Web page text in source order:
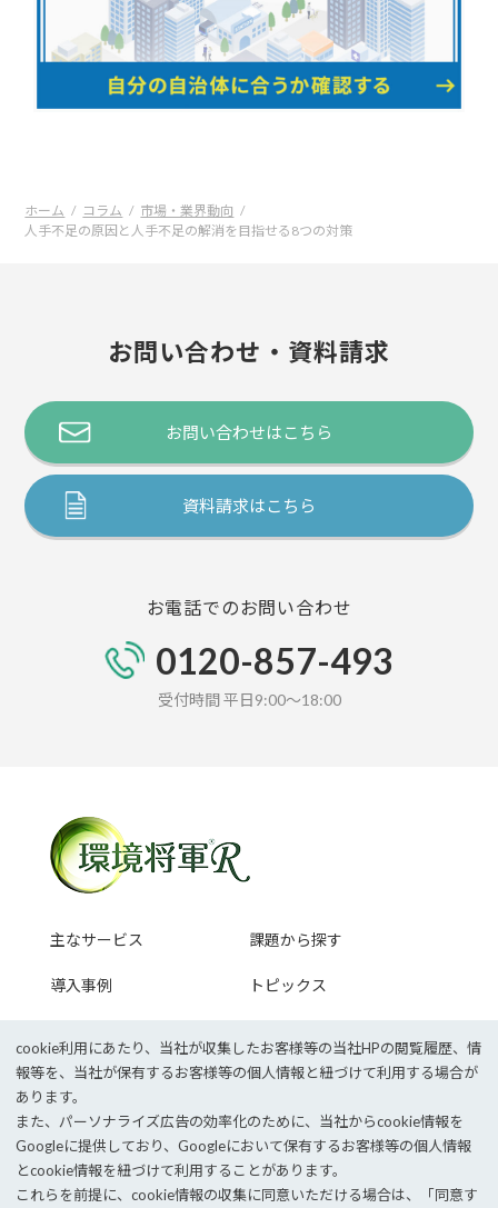
ホーム コラム
市場・業界動向
人手不足の原因と人手不足の解消を目指せる8つの対策
お問い合わせ・資料請求
お問い合わせはこちら
資料請求はこちら
お電話でのお問い合わせ
0120-857-493
受付時間 平日9:00～18:00
主なサービス 課題から探す
導入事例 トピックス
企業サイトTOP
採用情報
個人情報保護方針
情報セキュリティポリシー
cookie利⽤にあたり、当社が収集したお客様等の当社HPの閲覧履歴、情
報等を、当社が保有するお客様等の個⼈情報と紐づけて利⽤する場合が
あります。
また、パーソナライズ広告の効率化のために、当社からcookie情報を
Googleに提供しており、Googleにおいて保有するお客様等の個⼈情報
とcookie情報を紐づけて利⽤することがあります。
これらを前提に、cookie情報の収集に同意いただける場合は、「同意す